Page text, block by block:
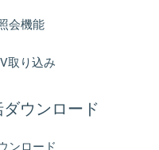
会機能
取り込み
ウンロード
ンロード